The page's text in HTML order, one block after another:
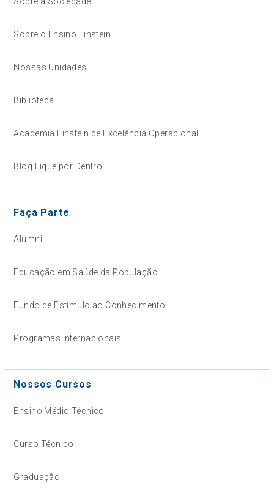
Sobre o Ensino Einstein
Nossas Unidades
Biblioteca
Academia Einstein de Excelência Operacional
Blog Fique por Dentro
Faça Parte
Alumni
Educação em Saúde da População
Fundo de Estímulo ao Conhecimento
Programas Internacionais
Nossos Cursos
Ensino Médio Técnico
Curso Técnico
Graduação